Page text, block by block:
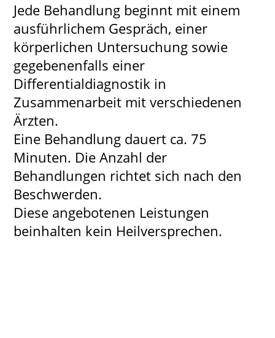
Jede Behandlung beginnt mit einem
ausführlichem Gespräch, einer
körperlichen Untersuchung sowie
gegebenenfalls einer
Differentialdiagnostik in
Zusammenarbeit mit verschiedenen
Ärzten.
Eine Behandlung dauert ca. 75
Minuten. Die Anzahl der
Behandlungen richtet sich nach den
Beschwerden.
Diese angebotenen Leistungen
beinhalten kein Heilversprechen.